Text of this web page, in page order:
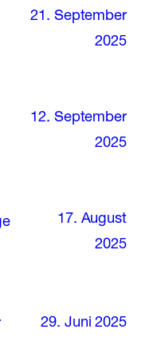
21. September
2025
12. September
2025
17. August
2025
29. Juni 2025